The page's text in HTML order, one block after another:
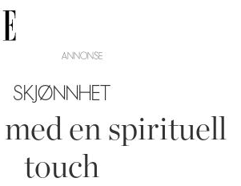
SKJØNNHET
en spirituell
touch